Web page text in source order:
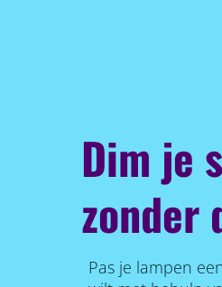
Dim je
zonder
Pas je lampen